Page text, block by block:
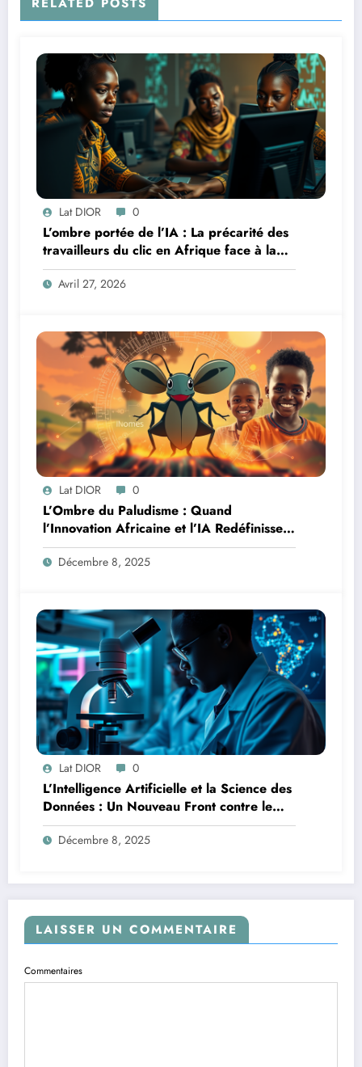
Lat DIOR 0
L’ombre portée de l’IA : La précarité des
travailleurs du clic en Afrique face à la
révolution numérique
Avril 27, 2026
Lat DIOR 0
L’Ombre du Paludisme : Quand
l’Innovation Africaine et l’IA Redéfinissent
la Lutte
Décembre 8, 2025
Lat DIOR 0
L’Intelligence Artificielle et la Science des
Données : Un Nouveau Front contre le
Paludisme en Afrique
Décembre 8, 2025
LAISSER UN COMMENTAIRE
Commentaires